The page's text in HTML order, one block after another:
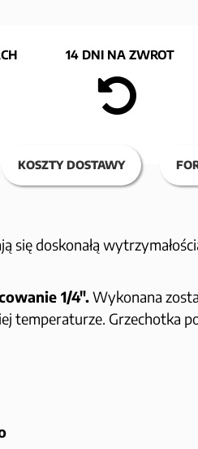
14 DNI NA ZWROT
KOSZTY DOSTAWY
się doskonałą
1/4".Wykonana
temperaturze. Grzechotka